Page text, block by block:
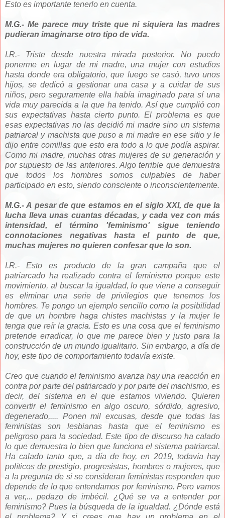
Esto es importante tenerlo en cuenta.
M.G.- Me parece muy triste que ni siquiera las madres
pudieran imaginarse otro tipo de vida.
I.R.- Triste desde nuestra mirada posterior. No puedo
ponerme en lugar de mi madre, una mujer con estudios
hasta donde era obligatorio, que luego se casó, tuvo unos
hijos, se dedicó a gestionar una casa y a cuidar de sus
niños, pero seguramente ella había imaginado para sí una
vida muy parecida a la que ha tenido. Así que cumplió con
sus expectativas hasta cierto punto. El problema es que
esas expectativas no las decidió mi madre sino un sistema
patriarcal y machista que puso a mi madre en ese sitio y le
dijo entre comillas que esto era todo a lo que podía aspirar.
Como mi madre, muchas otras mujeres de su generación y
por supuesto de las anteriores. Algo terrible que demuestra
que todos los hombres somos culpables de haber
participado en esto, siendo consciente o inconscientemente.
M.G.- A pesar de que estamos en el siglo XXI, de que la
lucha lleva unas cuantas décadas, y cada vez con más
intensidad, el término 'feminismo' sigue teniendo
connotaciones negativas hasta el punto de que,
muchas mujeres no quieren confesar que lo son.
I.R.- Esto es producto de la gran campaña que el
patriarcado ha realizado contra el feminismo porque este
movimiento, al buscar la igualdad, lo que viene a conseguir
es eliminar una serie de privilegios que tenemos los
hombres. Te pongo un ejemplo sencillo como la posibilidad
de que un hombre haga chistes machistas y la mujer le
tenga que reír la gracia. Esto es una cosa que el feminismo
pretende erradicar, lo que me parece bien y justo para la
construcción de un mundo igualitario. Sin embargo, a día de
hoy, este tipo de comportamiento todavía existe.
Creo que cuando el feminismo avanza hay una reacción en
contra por parte del patriarcado y por parte del machismo, es
decir, del sistema en el que estamos viviendo. Quieren
convertir el feminismo en algo oscuro, sórdido, agresivo,
degenerado,.... Ponen mil excusas, desde que todas las
feministas son lesbianas hasta que el feminismo es
peligroso para la sociedad. Este tipo de discurso ha calado
lo que demuestra lo bien que funciona el sistema patriarcal.
Ha calado tanto que, a día de hoy, en 2019, todavía hay
políticos de prestigio, progresistas, hombres o mujeres, que
a la pregunta de si se consideran feministas responden que
depende de lo que entendamos por feminismo. Pero vamos
a ver,... pedazo de imbécil. ¿Qué se va a entender por
feminismo? Pues la búsqueda de la igualdad. ¿Dónde está